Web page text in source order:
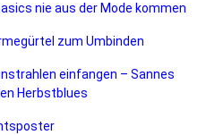
nie aus der Mode kommen
zum Umbinden
einfangen – Sannes
Herbstblues